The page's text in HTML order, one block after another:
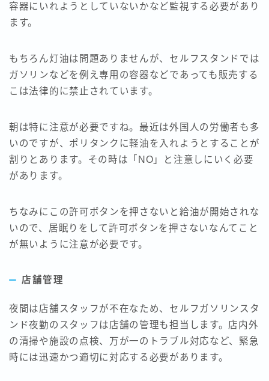
容器にいれようとしていないかなど監視する必要があり
ます。
もちろん灯油は問題ありませんが、セルフスタンドでは
ガソリンなどを例え専用の容器などであっても販売する
こは法律的に禁止されています。
朝は特に注意が必要ですね。最近は外国人の労働者も多
いのですが、ポリタンクに軽油を入れようとすることが
割りとあります。その時は「NO」と注意しにいく必要
があります。
ちなみにこの許可ボタンを押さないと給油が開始されな
いので、居眠りをして許可ボタンを押さないなんてこと
が無いように注意が必要です。
店舗管理
夜間は店舗スタッフが不在なため、セルフガソリンスタ
ンド夜勤のスタッフは店舗の管理も担当します。店内外
の清掃や施設の点検、万が一のトラブル対応など、緊急
時には迅速かつ適切に対応する必要があります。